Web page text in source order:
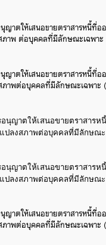
ญาตให้เสนอขายตราสารหนี้ที่
ภาพ ต่อบุคคลที่มีลักษณะเฉพา
ญาตให้เสนอขายตราสารหนี้ที่
ภาพต่อบุคคลที่มีลักษณะเฉพาะ
นุญาตให้เสนอขายตราสาร
ปลงสภาพต่อบุคคลที่มีลักษณะ
นุญาตให้เสนอขายตราสาร
ปลงสภาพต่อบุคคลที่มีลักษณะ
ญาตให้เสนอขายตราสารหนี้ที่
ภาพต่อบุคคลที่มีลักษณะเฉพาะ